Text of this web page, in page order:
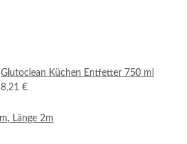
Glutoclean Küchen Entfetter 750 ml
8,21 €